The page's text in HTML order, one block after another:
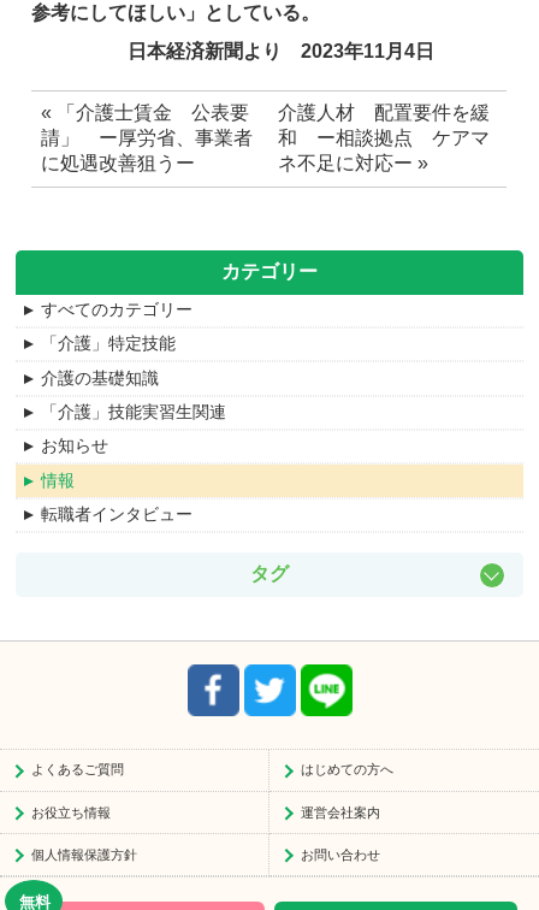
参考にしてほしい」としている。
日本経済新聞より 2023年11月4日
«
「介護士賃金 公表要
請」 ー厚労省、事業者
に処遇改善狙うー
介護人材 配置要件を緩
和 ー相談拠点 ケアマ
ネ不足に対応ー »
カテゴリー
すべてのカテゴリー
「介護」特定技能
介護の基礎知識
「介護」技能実習生関連
お知らせ
情報
転職者インタビュー
タグ
主任ケアマネ
地域包括支援センター
資格者に準ずる者
処遇改善
奨学金
誓約書
介護留学生
よくあるご質問 はじめての方へ
お役立ち情報 運営会社案内
個人情報保護方針 お問い合わせ